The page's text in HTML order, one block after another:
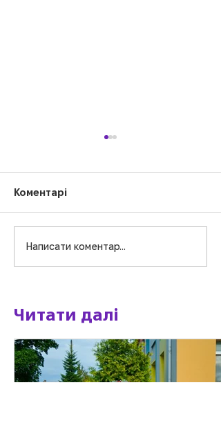
Креатив-драйв:
творимо та
Коментарі
Написати коментар...
Читати далі